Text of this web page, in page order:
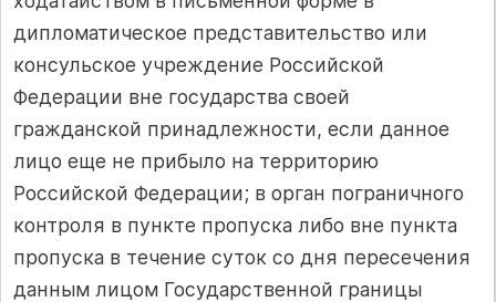
дипломатическое представительство или
консульское учреждение Российской
Федерации вне государства своей
гражданской принадлежности, если данное
лицо еще не прибыло на территорию
Российской Федерации; в орган пограничного
контроля в пункте пропуска либо вне пункта
пропуска в течение суток со дня пересечения
данным лицом Государственной границы